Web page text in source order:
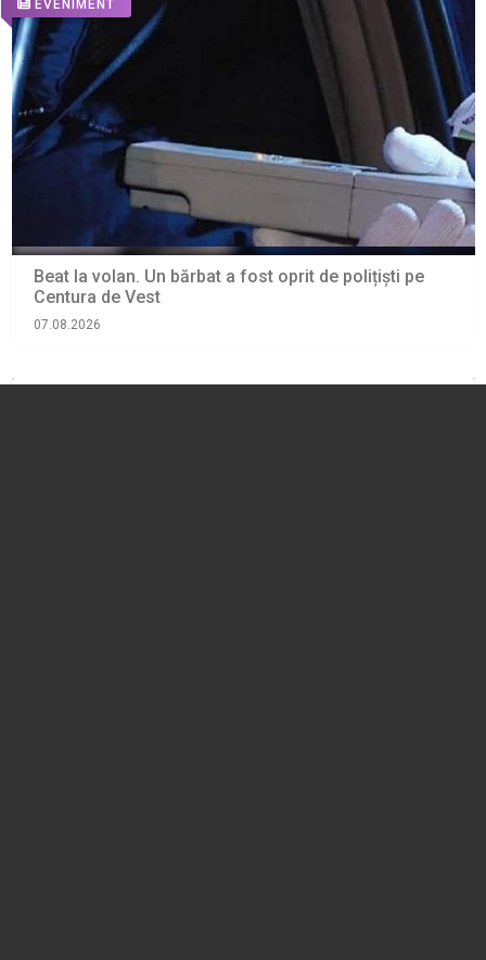
EVENIMENT
Beat la volan. Un bărbat a fost oprit de polițiști pe
Centura de Vest
07.08.2026